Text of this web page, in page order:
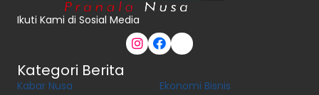
Ikuti Kami di Sosial Media
Kategori Berita
Kabar Nusa
Ekonomi Bisnis